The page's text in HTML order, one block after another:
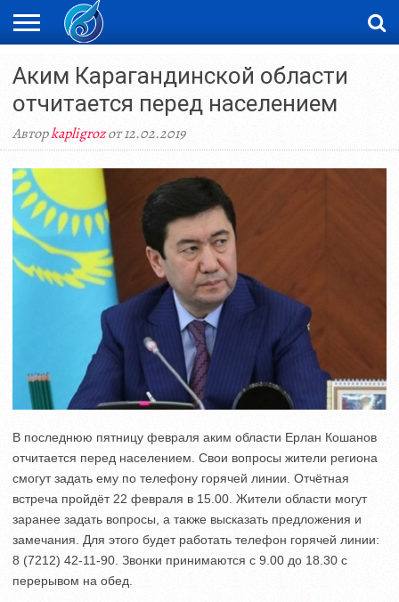
ЖАҢАЛЫҚТАР
НОВОСТИ
ВИДЕО
ФОТОРЕПОРТАЖИ
ОРКЕН
Аким Карагандинской области
отчитается перед населением
Авторkapligrozот 12.02.2019
В последнюю пятницу февраля аким области Ерлан Кошанов
отчитается перед населением. Свои вопросы жители региона
смогут задать ему по телефону горячей линии. Отчётная
встреча пройдёт 22 февраля в 15.00. Жители области могут
заранее задать вопросы, а также высказать предложения и
замечания. Для этого будет работать телефон горячей линии:
8 (7212) 42-11-90. Звонки принимаются с 9.00 до 18.30 с
перерывом на обед.